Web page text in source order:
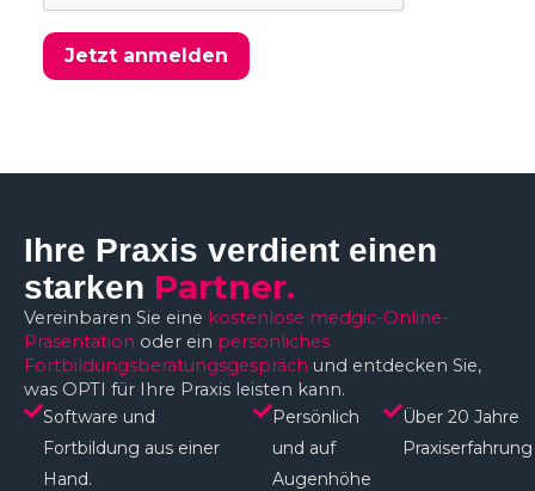
Jetzt anmelden
Ihre Praxis verdient einen
starken Partner.
Vereinbaren Sie eine kostenlose medgic-Online-
Präsentation oder ein persönliches
Fortbildungsberatungsgespräch und entdecken Sie,
was OPTI für Ihre Praxis leisten kann.
Software und
Fortbildung aus einer
Hand.
Persönlich
und auf
Augenhöhe​
Über 20 Jahre
Praxiserfahrung